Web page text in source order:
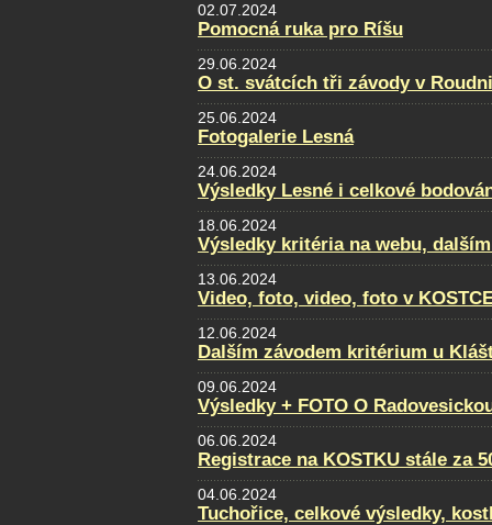
02.07.2024
Pomocná ruka pro Ríšu
29.06.2024
O st. svátcích tři závody v
25.06.2024
Fotogalerie Lesná
24.06.2024
Výsledky Lesné i celkové
18.06.2024
Výsledky kritéria na webu,
13.06.2024
Video, foto, video, foto v
12.06.2024
Dalším závodem kritérium u
09.06.2024
Výsledky + FOTO O
06.06.2024
Registrace na KOSTKU stále za
04.06.2024
Tuchořice, celkové výsledky,